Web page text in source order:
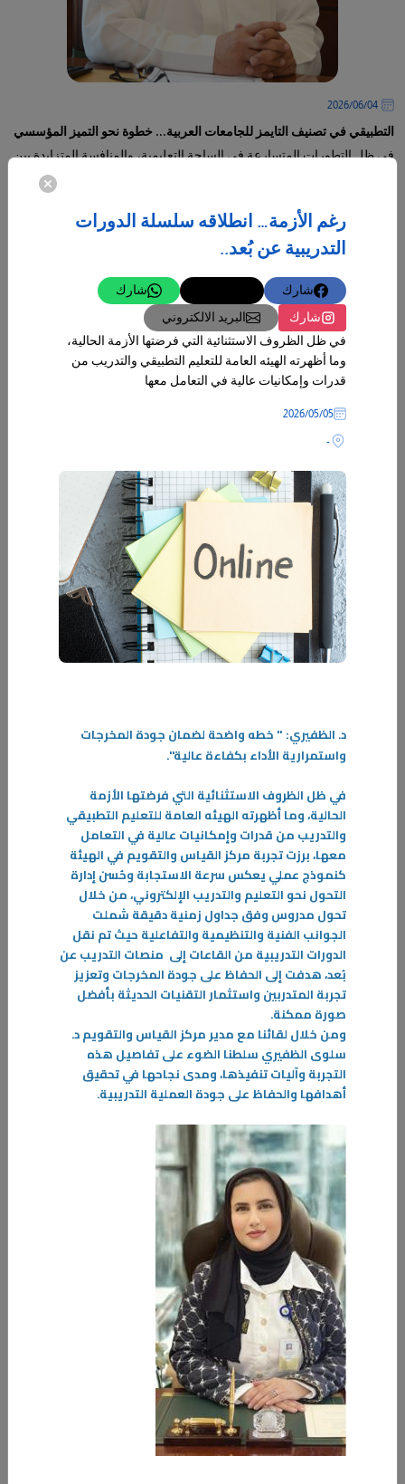
04‏/06‏/2026
التطبيقي في تصنيف التايمز للجامعات العربية... خطوة نحو التميز المؤسسي
في ظل التطورات المتسارعة في الساحة التعليمية، والمنافسة المتزايدة بين
جاهزية بيئية عالية في "التطبيقي" مختبرات متطورة وكوادر وطنية لرصد
الملوثات ودعم القرار البيئي في الكويت
تولي دولة الكويت ملف البيئة والمحافظة عليها اهتماماً بالغاً، انطلاقاً من
توفير استهلاك الكهرباء والماء .. توفيرك اليوم يضمن الاستدامة غداً
في ظل التوجه العالمي نحو الاستدامة ورفع كفاءة استخدام الموارد، تتزايد
أهمية ترشيد استهلاك الكهرباء والماء باعتباره مسؤولية وطنية ومجتمعية
تسهم في حماية مقدرات الدول والمحافظة على حقوق الأجيال القادمة.
رغم الأزمة… انطلاقه سلسلة الدورات
التدريبية عن بُعد..
شارك
شارك
شارك
البريد الالكتروني
في ظل الظروف الاستثنائية التي فرضتها الأزمة الحالية،
وما أظهرته الهيئه العامة للتعليم التطبيقي والتدريب من
قدرات وإمكانيات عالية في التعامل معها
05‏/05‏/2026
-
د. الظفيري: " خطه واضحة لضمان جودة المخرجات
واستمرارية الأداء بكفاءة عالية".
في ظل الظروف الاستثنائية التي فرضتها الأزمة
الحالية، وما أظهرته الهيئه العامة للتعليم التطبيقي
والتدريب من قدرات وإمكانيات عالية في التعامل
معها، برزت تجربة مركز القياس والتقويم في الهيئة
كنموذج عملي يعكس سرعة الاستجابة وحُسن إدارة
التحول نحو التعليم والتدريب الإلكتروني، من خلال
تحول مدروس وفق جداول زمنية دقيقة شملت
الجوانب الفنية والتنظيمية والتفاعلية حيث تم نقل
الدورات التدريبية من القاعات إلى منصات التدريب عن
بُعد، هدفت إلى الحفاظ على جودة المخرجات وتعزيز
تجربة المتدربين واستثمار التقنيات الحديثة بأفضل
صورة ممكنة.
ومن خلال لقائنا مع مدير مركز القياس والتقويم د.
سلوى الظفيري سلطنا الضوء على تفاصيل هذه
التجربة وآليات تنفيذها، ومدى نجاحها في تحقيق
أهدافها والحفاظ على جودة العملية التدريبية.